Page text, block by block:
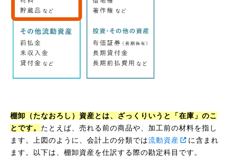
棚卸（たなおろし）資産とは、ざっくりいうと「在庫」のこ
とです。 たとえば、売れる前の商品や、加工前の材料を指し
ます。上図のように、会計上の分類では流動資産
に含まれ
ます。以下は、棚卸資産を仕訳する際の勘定科目です。